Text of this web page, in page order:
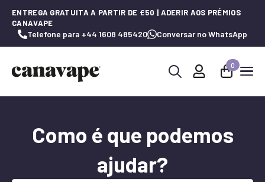
ENTREGA GRATUITA A PARTIR DE £50 | ADERIR AOS PRÉMIOS
CANAVAPE
Telefone para +44 1608 485420 Conversar no WhatsApp
0
Como é que podemos
ajudar?